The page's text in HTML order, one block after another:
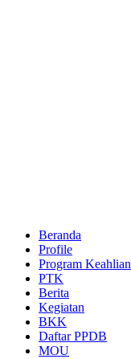
Beranda
Profile
Program Keahlian
PTK
Berita
Kegiatan
BKK
Daftar PPDB
MOU